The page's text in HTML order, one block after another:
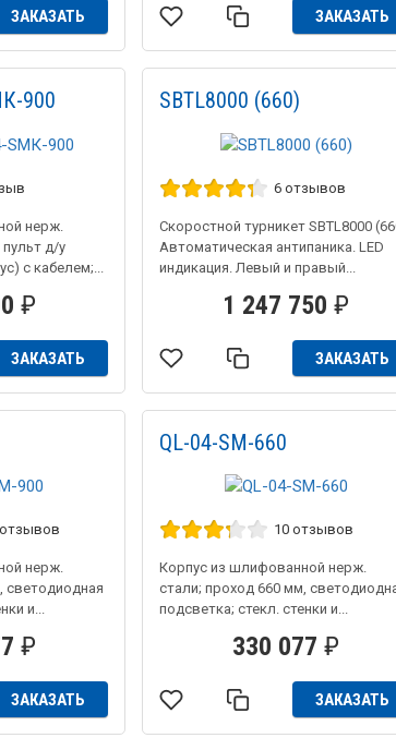
ЗАКАЗАТЬ ЗАКАЗАТЬ
900
нерж.
д/у
с кабелем;...
₽
ЗАКАЗАТЬ
SBTL8000 (660)
6 отзывов
Скоростной турникет SBTL8000
Автоматическая антипаника. LED
индикация. Левый и правый...
1 247 750 ₽
ЗАКАЗАТЬ
нерж.
светодиодная
и...
₽
ЗАКАЗАТЬ
QL-04-SM-660
10 отзывов
Корпус из шлифованной нерж.
стали; проход 660 мм,
подсветка; стекл. стенки и...
330 077 ₽
ЗАКАЗАТЬ